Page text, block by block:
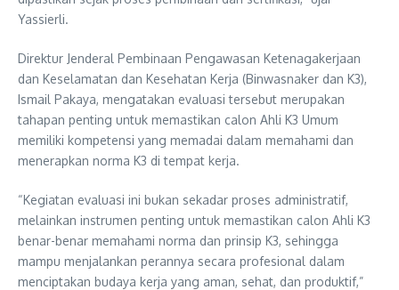
Yassierli.
Direktur Jenderal Pembinaan Pengawasan Ketenagakerjaan
dan Keselamatan dan Kesehatan Kerja (Binwasnaker dan K3),
Ismail Pakaya, mengatakan evaluasi tersebut merupakan
tahapan penting untuk memastikan calon Ahli K3 Umum
memiliki kompetensi yang memadai dalam memahami dan
menerapkan norma K3 di tempat kerja.
“Kegiatan evaluasi ini bukan sekadar proses administratif,
melainkan instrumen penting untuk memastikan calon Ahli K3
benar-benar memahami norma dan prinsip K3, sehingga
mampu menjalankan perannya secara profesional dalam
menciptakan budaya kerja yang aman, sehat, dan produktif,”